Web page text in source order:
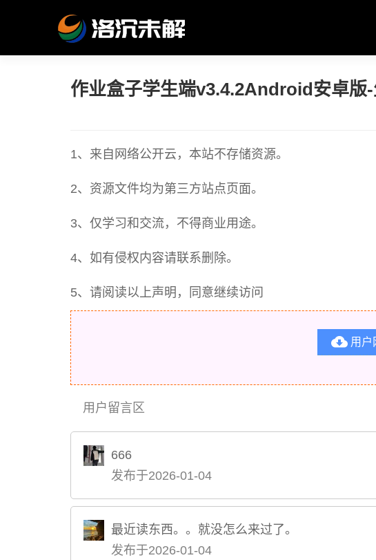
作业盒子学生端v3.4.2Android安卓版
1、来自网络公开云，本站不存储资源。
2、资源文件均为第三方站点页面。
3、仅学习和交流，不得商业用途。
4、如有侵权内容请联系删除。
5、请阅读以上声明，同意继续访问
 用户
用户留言区
666
发布于2026-01-04
最近读东西。。就没怎么来过了。
发布于2026-01-04